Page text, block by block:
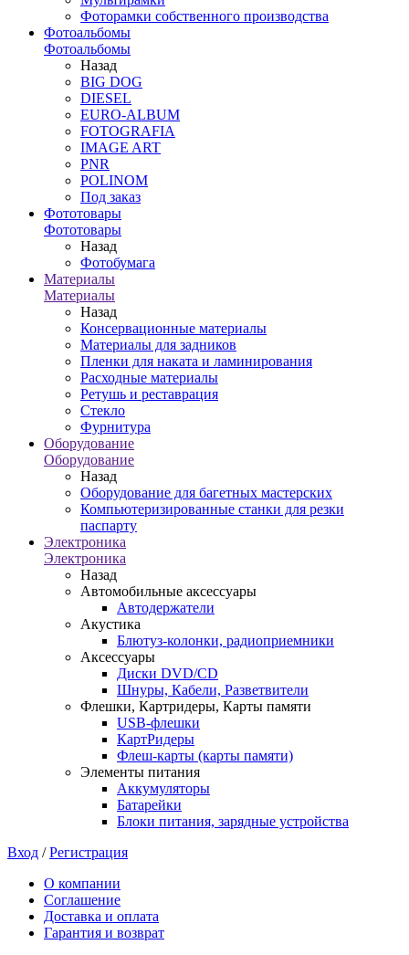
Фоторамки собственного производства
Фотоальбомы
Фотоальбомы
Назад
BIG DOG
DIESEL
EURO-ALBUM
FOTOGRAFIA
IMAGE ART
PNR
POLINOM
Под заказ
Фототовары
Фототовары
Назад
Фотобумага
Материалы
Материалы
Назад
Консервационные материалы
Материалы для задников
Пленки для наката и ламинирования
Расходные материалы
Ретушь и реставрация
Стекло
Фурнитура
Оборудование
Оборудование
Назад
Оборудование для багетных мастерских
Компьютеризированные станки для резки
паспарту
Электроника
Электроника
Назад
Автомобильные аксессуары
Автодержатели
Акустика
Блютуз-колонки, радиоприемники
Аксессуары
Диски DVD/CD
Шнуры, Кабели, Разветвители
Флешки, Картридеры, Карты памяти
USB-флешки
КартРидеры
Флеш-карты (карты памяти)
Элементы питания
Аккумуляторы
Батарейки
Блоки питания, зарядные устройства
Вход /Регистрация
О компании
Соглашение
Доставка и оплата
Гарантия и возврат